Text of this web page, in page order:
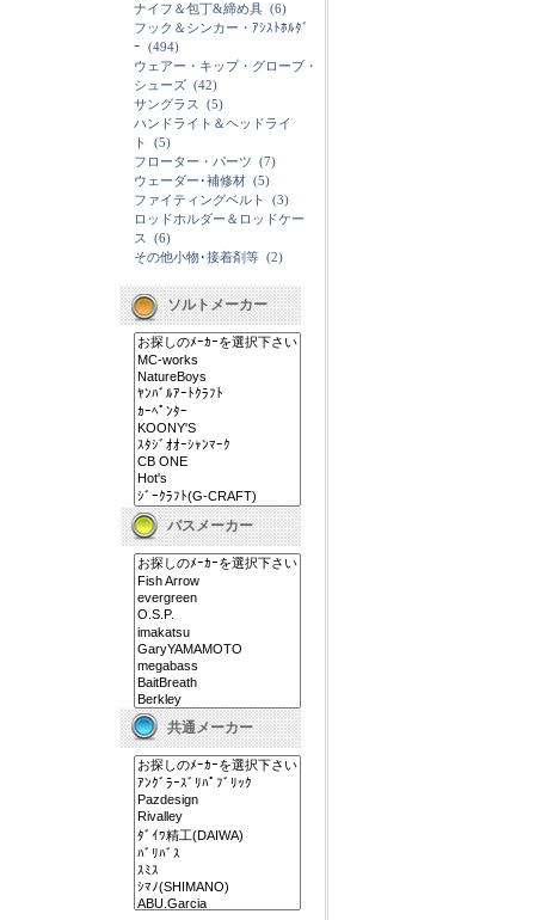
ナイフ＆包丁&締め具 (6)
フック＆シンカー・ｱｼｽﾄﾎﾙﾀﾞ
ｰ (494)
ウェアー・キップ・グローブ・
シューズ (42)
サングラス
(5)
ハンドライト＆ヘッドライ
ト
(5)
フローター・パーツ (7)
ウェーダー･補修材 (5)
ファイティングベルト
(3)
ロッドホルダー＆ロッドケー
ス
(6)
その他小物･接着剤等 (2)
ソルトメーカー
バスメーカー
共通メーカー